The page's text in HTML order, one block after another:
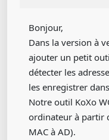
Bonjour,
Dans la version à
ajouter un petit
détecter les
les enregistrer
Notre outil KoXo
ordinateur à partir
MAC à AD).